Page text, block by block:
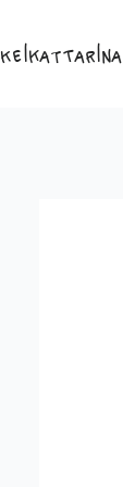
KeikatTarina